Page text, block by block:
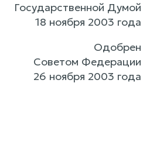
Государственной Думой
18 ноября 2003 года
Одобрен
Советом Федерации
26 ноября 2003 года